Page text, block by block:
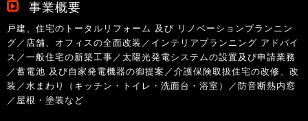
事業概要
戸建、住宅のトータルリフォーム 及び リノベーションプランニン
グ／店舗、オフィスの全面改装／インテリアプランニング アドバイ
ス／一般住宅の新築工事／太陽光発電システムの設置及び申請業務
／蓄電池 及び自家発電機器の御提案／介護保険取扱住宅の改修、改
装／水まわり（キッチン・トイレ・洗面台・浴室）／防音断熱内窓
／屋根・塗装など